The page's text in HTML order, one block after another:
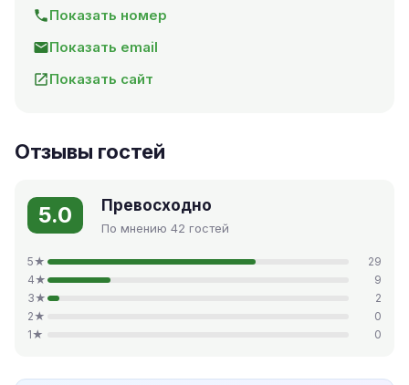
Показать номер
Показать email
Показать сайт
Отзывы гостей
5.0 Превосходно
По мнению 42 гостей
5★
29
4★
9
3★
2
2★
0
1★
0